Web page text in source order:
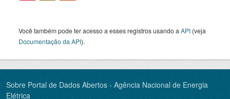
Você também pode ter acesso a esses registros usando a API (veja
Documentação da API).
Sobre Portal de Dados Abertos - Agência Nacional de Energia
Elétrica